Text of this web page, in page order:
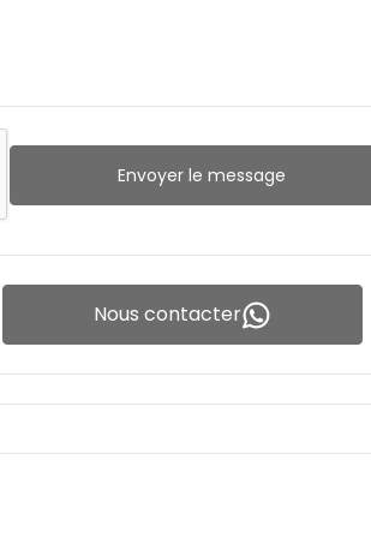
Envoyer le message
Nous contacter